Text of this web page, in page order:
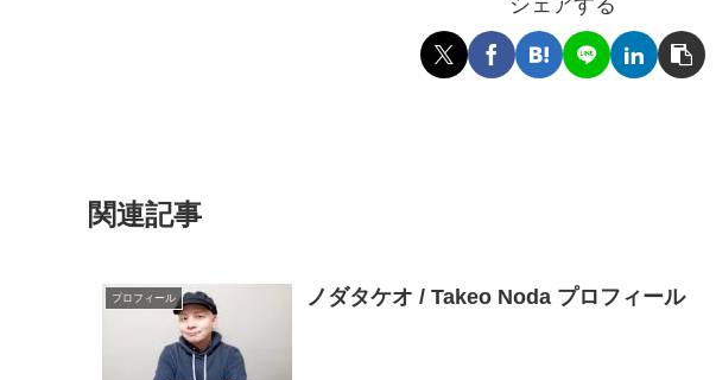
シェアする
関連記事
プロフィール ノダタケオ / Takeo Noda プロフィール